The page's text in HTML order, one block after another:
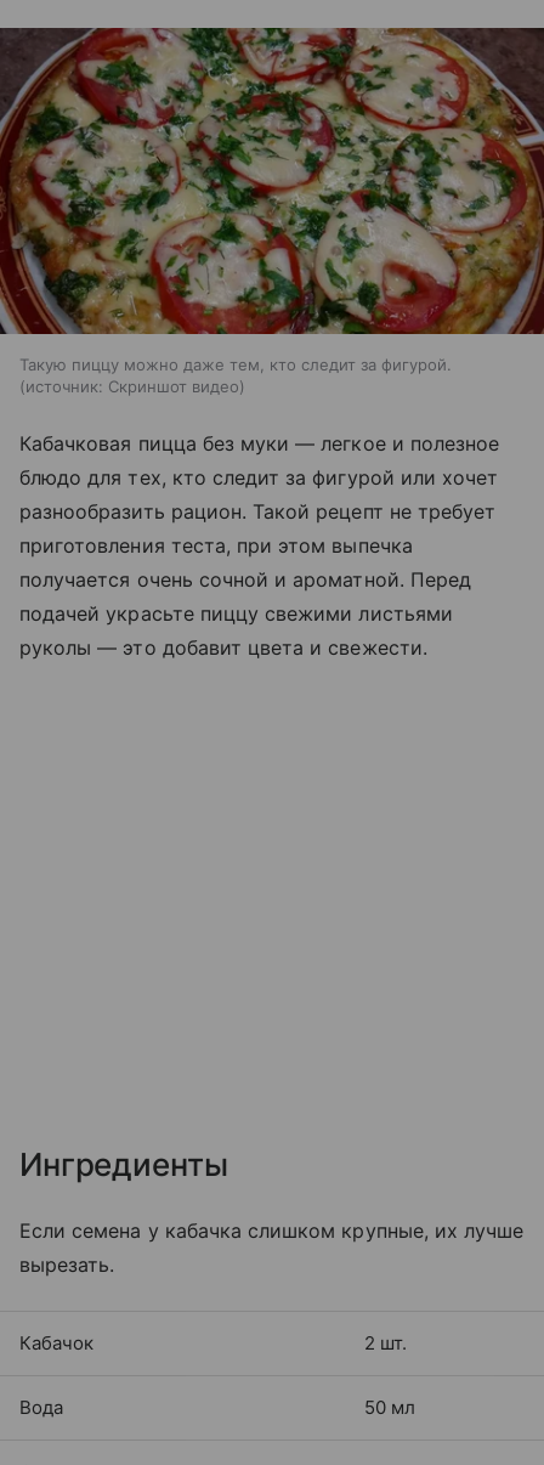
Такую пиццу можно даже тем, кто следит за фигурой.
источник: Скриншот видео
Кабачковая пицца без муки — легкое и полезное
блюдо для тех, кто следит за фигурой или хочет
разнообразить рацион. Такой рецепт не требует
приготовления теста, при этом выпечка
получается очень сочной и ароматной. Перед
подачей украсьте пиццу свежими листьями
руколы — это добавит цвета и свежести.
Ингредиенты
Если семена у кабачка слишком крупные, их лучше
вырезать.
Кабачок 2 шт.
Вода 50 мл